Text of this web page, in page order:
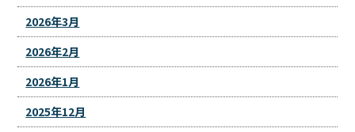
2026年3月
2026年2月
2026年1月
2025年12月